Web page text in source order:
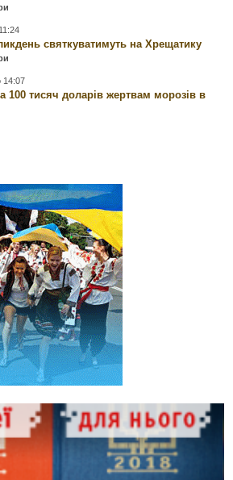
святкуватимуть на Хрещатику
14:07
100 тисяч доларів жертвам морозів в